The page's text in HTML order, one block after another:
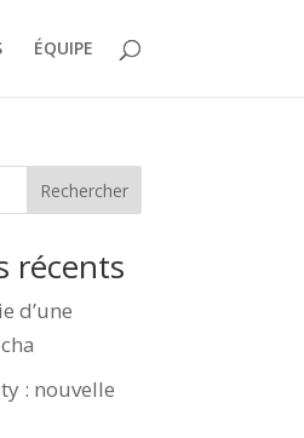
ÉQUIPE
Rechercher
récents
d’une
: nouvelle